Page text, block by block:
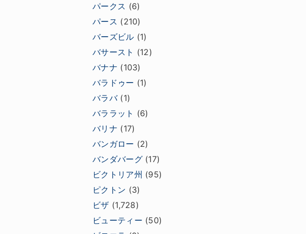
パークス (6)
パース (210)
バーズビル (1)
バサースト (12)
バナナ (103)
バラドゥー (1)
バラバ(1)
バララット (6)
バリナ (17)
バンガロー (2)
バンダバーグ(17)
ビクトリア州 (95)
ピクトン (3)
ビザ (1,728)
ビューティー (50)